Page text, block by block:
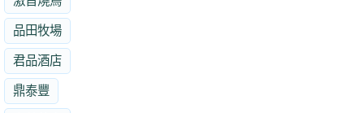
品田牧場
君品酒店
鼎泰豐